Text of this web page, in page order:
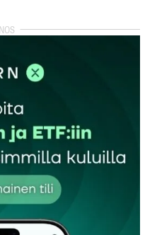
kirjautua
Pakolliset